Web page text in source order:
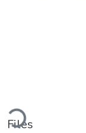
Loading...
Files